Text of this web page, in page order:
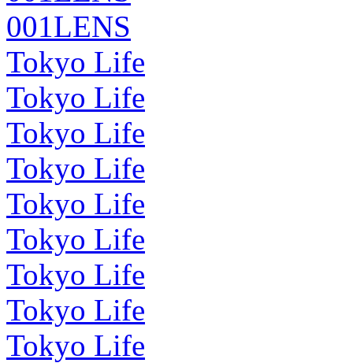
001LENS
Tokyo Life
Tokyo Life
Tokyo Life
Tokyo Life
Tokyo Life
Tokyo Life
Tokyo Life
Tokyo Life
Tokyo Life